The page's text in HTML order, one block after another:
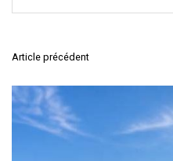
N
a
Article précédent